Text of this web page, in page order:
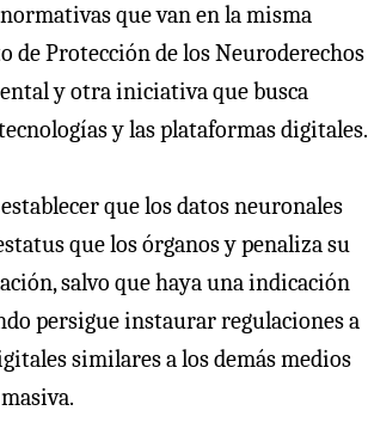
que van en la misma
de Protección de los Neuroderechos
y otra iniciativa que busca
y las plataformas digitales.
que los datos neuronales
que los órganos y penaliza su
salvo que haya una indicación
persigue instaurar regulaciones a
similares a los demás medios